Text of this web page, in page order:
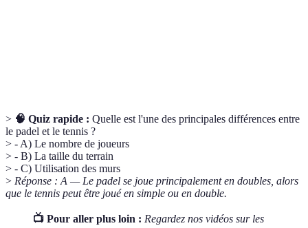
> 🧠 Quiz rapide : Quelle est l'une des principales différences entre
le padel et le tennis ?
> - A) Le nombre de joueurs
> - B) La taille du terrain
> - C) Utilisation des murs
> Réponse : A — Le padel se joue principalement en doubles, alors
que le tennis peut être joué en simple ou en double.
📺 Pour aller plus loin : Regardez nos vidéos sur les